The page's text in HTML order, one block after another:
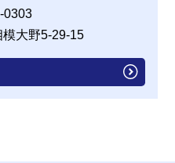
0303
大野5-29-15